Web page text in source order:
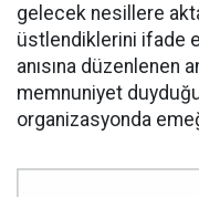
gelecek nesillere
üstlendiklerini ifade
anısına düzenlenen
memnuniyet
organizasyonda